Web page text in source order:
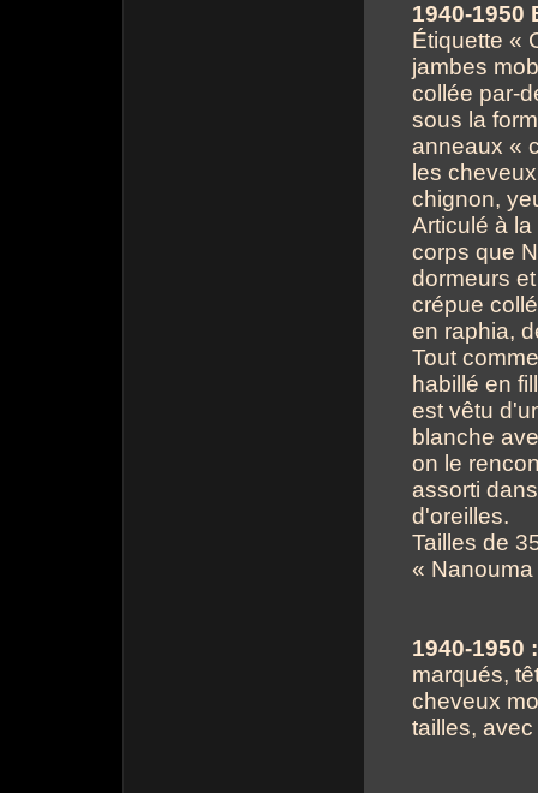
1940-1950
Étiquette «
jambes
collée par-
sous la
anneaux «
les
chignon,
Articulé à
corps que
dormeurs
crépue
en raphia,
Tout
habillé en
est vêtu
blanche
on le
assorti
d'oreilles.
Tailles de
« Nanouma
1940-1950
marqués,
cheveux
tailles,